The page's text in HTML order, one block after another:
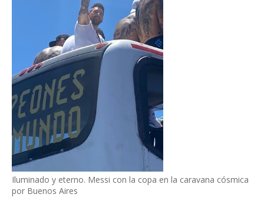
Iluminado y eterno. Messi con la copa en la caravana cósmica
por Buenos Aires